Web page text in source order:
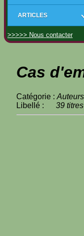
ARTICLES
>>>>> Nous contacter
Cas
Catégorie :
Libellé : 39